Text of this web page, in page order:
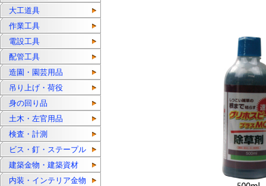
大工道具
作業工具
電設工具
配管工具
造園・園芸用品
吊り上げ・荷役
身の回り品
土木・左官用品
検査・計測
ビス・釘・ステープル
建築金物・建築資材
内装・インテリア金物